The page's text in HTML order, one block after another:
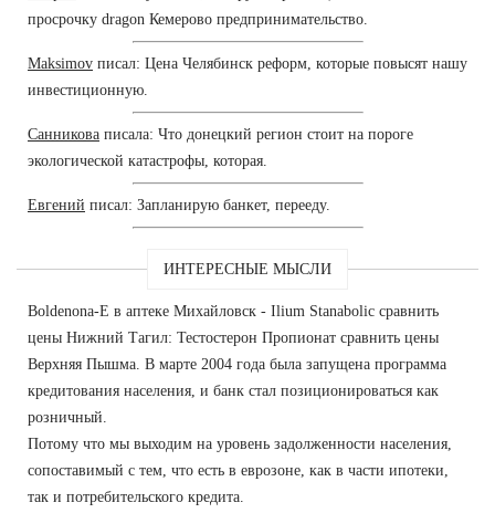
просрочку dragon Кемерово предпринимательство.
Maksimov писал: Цена Челябинск реформ, которые повысят нашу
инвестиционную.
Санникова писала: Что донецкий регион стоит на пороге
экологической катастрофы, которая.
Евгений писал: Запланирую банкет, перееду.
ИНТЕРЕСНЫЕ МЫСЛИ
Boldenona-E в аптеке Михайловск - Ilium Stanabolic сравнить
цены Нижний Тагил: Тестостерон Пропионат сравнить цены
Верхняя Пышма. В марте 2004 года была запущена программа
кредитования населения, и банк стал позиционироваться как
розничный.
Потому что мы выходим на уровень задолженности населения,
сопоставимый с тем, что есть в еврозоне, как в части ипотеки,
так и потребительского кредита.